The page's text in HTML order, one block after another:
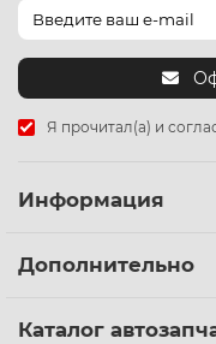
Я прочитал(а) и
Информация
Дополнительно
Каталог